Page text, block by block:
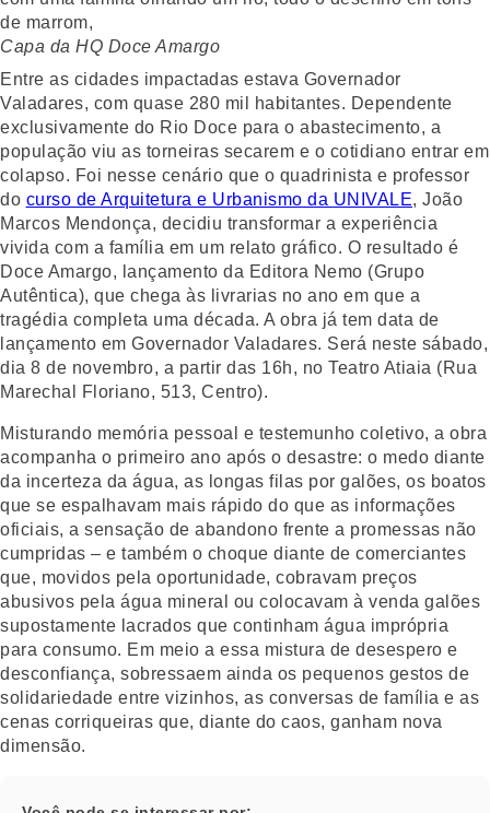
Capa da HQ Doce Amargo
Entre as cidades impactadas estava Governador
Valadares, com quase 280 mil habitantes. Dependente
exclusivamente do Rio Doce para o abastecimento, a
população viu as torneiras secarem e o cotidiano entrar em
colapso. Foi nesse cenário que o quadrinista e professor
do curso de Arquitetura e Urbanismo da UNIVALE, João
Marcos Mendonça, decidiu transformar a experiência
vivida com a família em um relato gráfico. O resultado é
Doce Amargo, lançamento da Editora Nemo (Grupo
Autêntica), que chega às livrarias no ano em que a
tragédia completa uma década. A obra já tem data de
lançamento em Governador Valadares. Será neste sábado,
dia 8 de novembro, a partir das 16h, no Teatro Atiaia (Rua
Marechal Floriano, 513, Centro).
Misturando memória pessoal e testemunho coletivo, a obra
acompanha o primeiro ano após o desastre: o medo diante
da incerteza da água, as longas filas por galões, os boatos
que se espalhavam mais rápido do que as informações
oficiais, a sensação de abandono frente a promessas não
cumpridas – e também o choque diante de comerciantes
que, movidos pela oportunidade, cobravam preços
abusivos pela água mineral ou colocavam à venda galões
supostamente lacrados que continham água imprópria
para consumo. Em meio a essa mistura de desespero e
desconfiança, sobressaem ainda os pequenos gestos de
solidariedade entre vizinhos, as conversas de família e as
cenas corriqueiras que, diante do caos, ganham nova
dimensão.